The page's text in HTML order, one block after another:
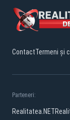
ContactTermeni și
Parteneri:
Realitatea.NET